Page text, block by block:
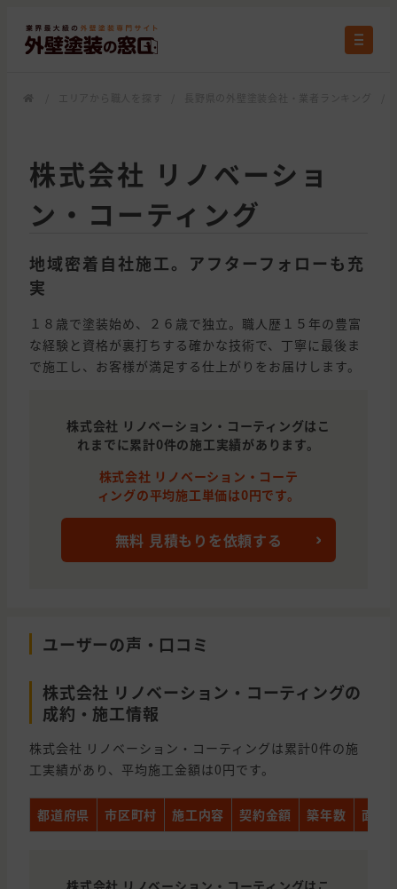
株式会社 リノベーショ
ン・コーティング
地域密着自社施工。アフターフォローも充
実
１８歳で塗装始め、２６歳で独立。職人歴１５年の豊富
な経験と資格が裏打ちする確かな技術で、丁寧に最後ま
で施工し、お客様が満足する仕上がりをお届けします。
株式会社 リノベーション・コーティングはこ
れまでに累計0件の施工実績があります。
株式会社 リノベーション・コーテ
ィングの平均施工単価は0円です。
無料 見積もりを依頼する
ユーザーの声・口コミ
株式会社 リノベーション・コーティングの
成約・施工情報
株式会社 リノベーション・コーティングは累計0件の施
工実績があり、平均施工金額は0円です。
都道府県 市区町村 施工内容 契約金額 築年数 面積
株式会社 リノベーション・コーティングはこ